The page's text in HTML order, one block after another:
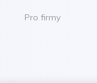
Pro firmy